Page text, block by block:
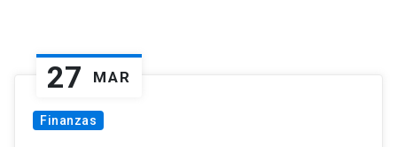
27 MAR
Finanzas